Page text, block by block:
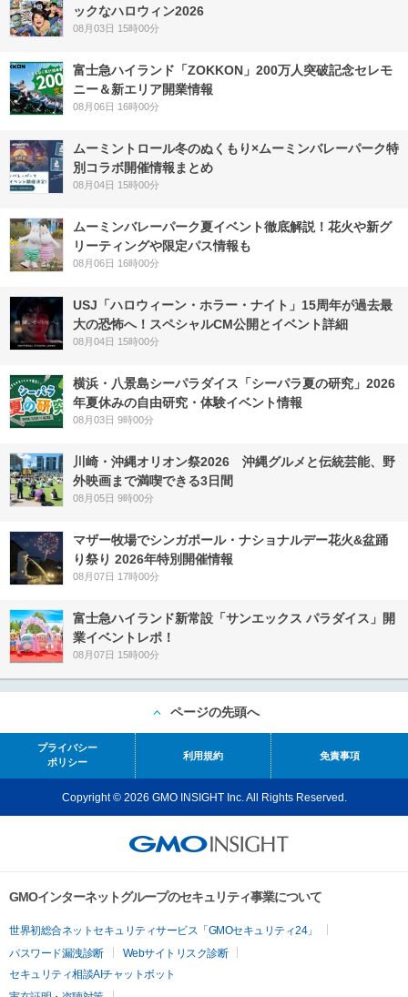
ックなハロウィン2026
08月03日 15時00分
富士急ハイランド「ZOKKON」200万人突破記念セレモ
ニー＆新エリア開業情報
08月06日 16時00分
ムーミントロール冬のぬくもり×ムーミンバレーパーク特
別コラボ開催情報まとめ
08月04日 15時00分
ムーミンバレーパーク夏イベント徹底解説！花火や新グ
リーティングや限定パス情報も
08月06日 16時00分
USJ「ハロウィーン・ホラー・ナイト」15周年が過去最
大の恐怖へ！スペシャルCM公開とイベント詳細
08月04日 15時00分
横浜・八景島シーパラダイス「シーパラ夏の研究」2026
年夏休みの自由研究・体験イベント情報
08月03日 9時00分
川崎・沖縄オリオン祭2026 沖縄グルメと伝統芸能、野
外映画まで満喫できる3日間
08月05日 9時00分
マザー牧場でシンガポール・ナショナルデー花火&盆踊
り祭り 2026年特別開催情報
08月07日 17時00分
富士急ハイランド新常設「サンエックス パラダイス」開
業イベントレポ！
08月07日 15時00分
ページの先頭へ
プライバシー
ポリシー
利用規約 免責事項
Copyright © 2026 GMO INSIGHT Inc. All Rights Reserved.
GMOインターネットグループのセキュリティ事業について
世界初総合ネットセキュリティサービス「GMOセキュリティ24」
パスワード漏洩診断
Webサイトリスク診断
セキュリティ相談AIチャットボット